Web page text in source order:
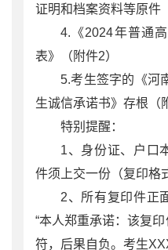
证明和档案资料等原件
4.《2024年普通
表》（附件2）
5.考生签字的《河
生诚信承诺书》存根（
特别提醒：
1、身份证、户口
件须上交一份（复印格
2、所有复印件正
“本人郑重承诺：该复
符，后果自负。考生